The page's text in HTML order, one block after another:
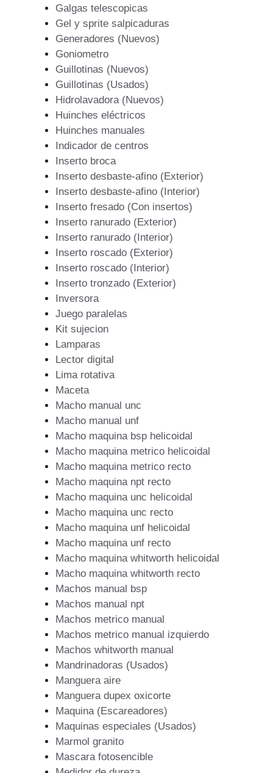
Galgas telescopicas
Gel y sprite salpicaduras
Generadores (Nuevos)
Goniometro
Guillotinas (Nuevos)
Guillotinas (Usados)
Hidrolavadora (Nuevos)
Huinches eléctricos
Huinches manuales
Indicador de centros
Inserto broca
Inserto desbaste-afino (Exterior)
Inserto desbaste-afino (Interior)
Inserto fresado (Con insertos)
Inserto ranurado (Exterior)
Inserto ranurado (Interior)
Inserto roscado (Exterior)
Inserto roscado (Interior)
Inserto tronzado (Exterior)
Inversora
Juego paralelas
Kit sujecion
Lamparas
Lector digital
Lima rotativa
Maceta
Macho manual unc
Macho manual unf
Macho maquina bsp helicoidal
Macho maquina metrico helicoidal
Macho maquina metrico recto
Macho maquina npt recto
Macho maquina unc helicoidal
Macho maquina unc recto
Macho maquina unf helicoidal
Macho maquina unf recto
Macho maquina whitworth helicoidal
Macho maquina whitworth recto
Machos manual bsp
Machos manual npt
Machos metrico manual
Machos metrico manual izquierdo
Machos whitworth manual
Mandrinadoras (Usados)
Manguera aire
Manguera dupex oxicorte
Maquina (Escareadores)
Maquinas especiales (Usados)
Marmol granito
Mascara fotosencible